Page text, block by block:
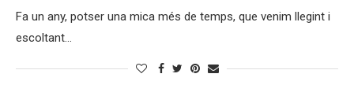
Fa un any, potser una mica més de temps, que venim llegint i
escoltant…